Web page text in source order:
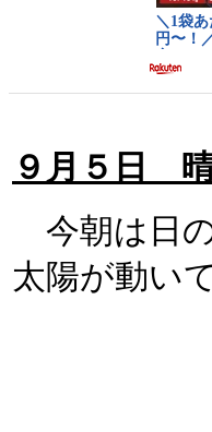
９月５日
今朝は日
太陽が動い